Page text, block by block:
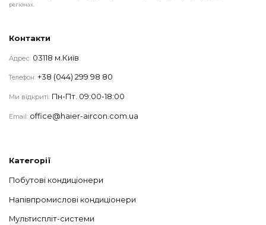
регіонах.
Категорії
Побутові кондиціонери
Напівпромислові кондиціонери
Мультиспліт-системи
Контакти
Адрес: 03118 м.Київ
Телефон: +38 (044) 299 98 80
Ми відкриті: Пн-Пт. 09:00-18:00
Email: office@haier-aircon.com.ua